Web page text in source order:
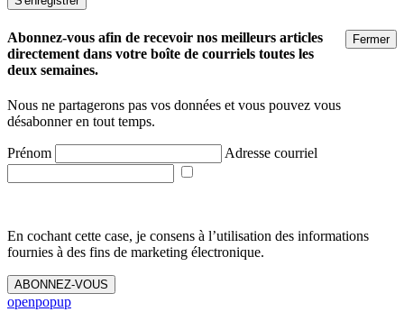
Fermer
Abonnez-vous afin de recevoir nos meilleurs articles
directement dans votre boîte de courriels toutes les
deux semaines.
Nous ne partagerons pas vos données et vous pouvez vous
désabonner en tout temps.
Prénom Adresse courriel
En cochant cette case, je consens à l’utilisation des informations
fournies à des fins de marketing électronique.
ABONNEZ-VOUS
openpopup